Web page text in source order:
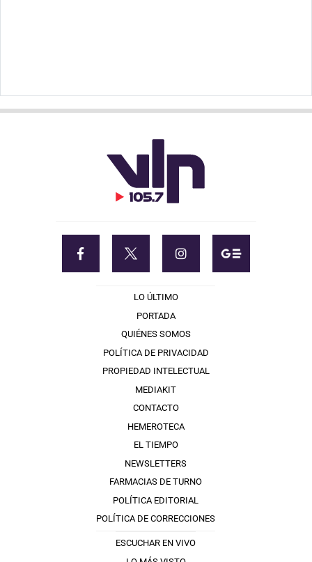
LO ÚLTIMO
PORTADA
QUIÉNES SOMOS
POLÍTICA DE PRIVACIDAD
PROPIEDAD INTELECTUAL
MEDIAKIT
CONTACTO
HEMEROTECA
EL TIEMPO
NEWSLETTERS
FARMACIAS DE TURNO
POLÍTICA EDITORIAL
POLÍTICA DE CORRECCIONES
ESCUCHAR EN VIVO